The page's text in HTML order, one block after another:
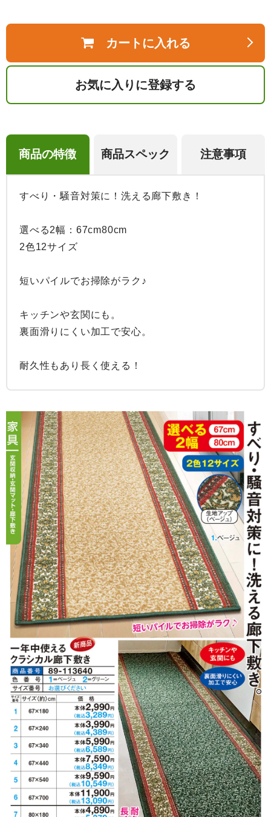
カートに入れる
お気に入りに登録する
商品の特徴 商品スペック 注意事項
すべり・騒音対策に！洗える廊下敷き！
選べる2幅：67cm80cm
2色12サイズ
短いパイルでお掃除がラク♪
キッチンや玄関にも。
裏面滑りにくい加工で安心。
耐久性もあり長く使える！